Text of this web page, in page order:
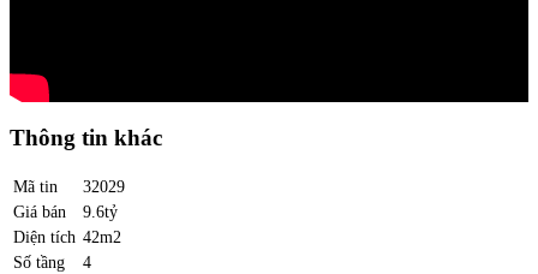
Thông tin khác
Mã tin
32029
Giá bán
9.6tỷ
Diện tích 42m2
Số tầng
4